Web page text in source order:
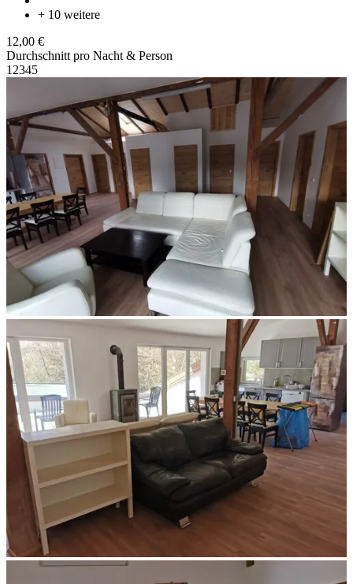
+ 10 weitere
12,00 €
Durchschnitt pro Nacht & Person
1 2345